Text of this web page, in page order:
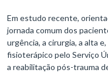
Em estudo recente,
jornada comum dos
urgência, a cirurgia, a alta
fisioterápico pelo Serviço
a reabilitação pós-trauma